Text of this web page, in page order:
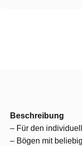
Beschreibung
– Für den
– Bögen mit